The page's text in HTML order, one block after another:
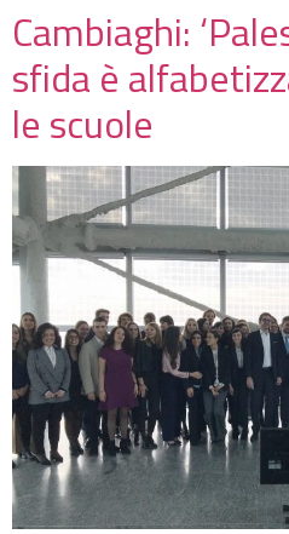
Cambiaghi:
sfida è
le scuole